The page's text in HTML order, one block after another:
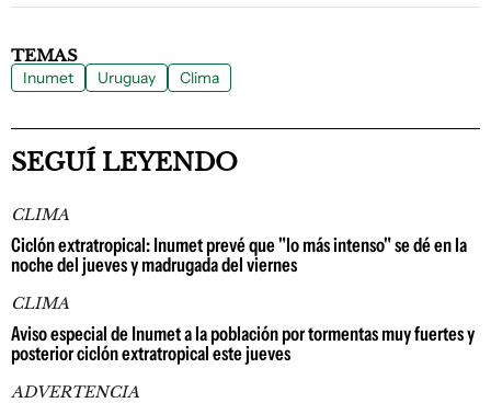
TEMAS
Inumet Uruguay Clima
SEGUÍ LEYENDO
CLIMA
Ciclón extratropical: Inumet prevé que "lo más intenso" se dé en la
noche del jueves y madrugada del viernes
CLIMA
Aviso especial de Inumet a la población por tormentas muy fuertes y
posterior ciclón extratropical este jueves
ADVERTENCIA